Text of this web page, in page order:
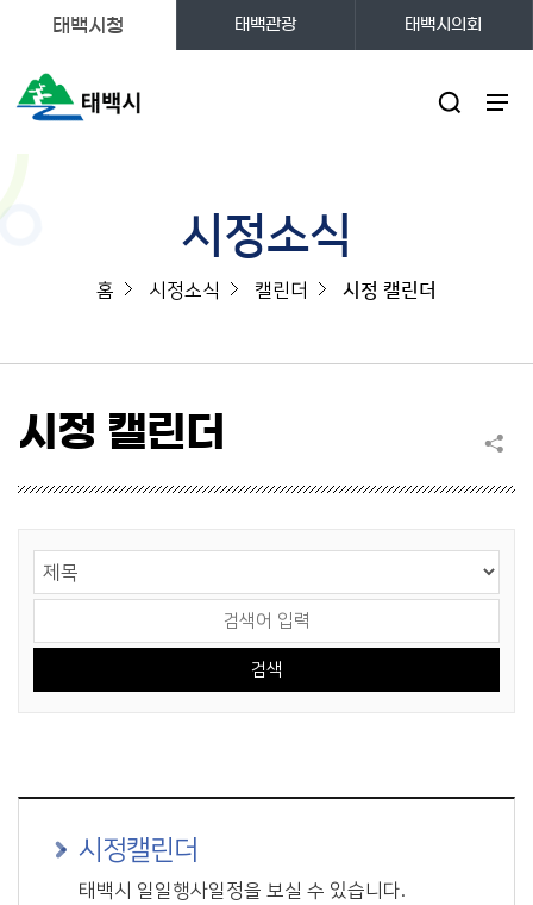
태백시청 태백관광 태백시의회
시정소식
홈 시정소식 캘린더 시정 캘린더
시정 캘린더
시정캘린더
태백시 일일행사일정을 보실 수 있습니다.